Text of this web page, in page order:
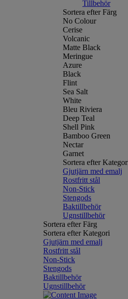
Tillbehör
Sortera efter Färg
No Colour
Cerise
Volcanic
Matte Black
Meringue
Azure
Black
Flint
Sea Salt
White
Bleu Riviera
Deep Teal
Shell Pink
Bamboo Green
Nectar
Garnet
Sortera efter
Gjutjärn med emalj
Rostfritt stål
Non-Stick
Stengods
Baktillbehör
Ugnstillbehör
Sortera efter Färg
Sortera efter Kategori
Gjutjärn med emalj
Rostfritt stål
Non-Stick
Stengods
Baktillbehör
Ugnstillbehör